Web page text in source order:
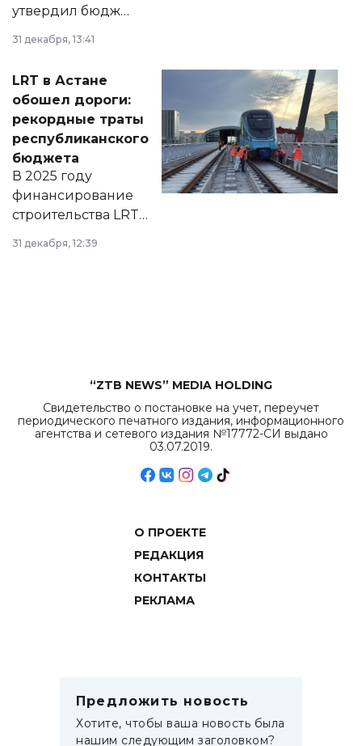
утвердил бюджет
города на 2026–
2028 годы.
документ
появился в базе
нормативных
правовых актов и
на сайте маслихат
города.
31 декабря, 13:41
LRT в Астане
обошел дороги:
рекордные траты
республиканского
бюджета
В 2025 году
финансирование
строительства LRT
в Астане из
республиканского
31 декабря, 12:39
“ZTB NEWS” MEDIA HOLDING
Свидетельство о постановке на учет, переучет
периодического печатного издания, информационного
агентства и сетевого издания №17772-СИ выдано
03.07.2019.
О ПРОЕКТЕ
РЕДАКЦИЯ
КОНТАКТЫ
РЕКЛАМА
Предложить новость
Хотите, чтобы ваша новость была
нашим следующим заголовком?